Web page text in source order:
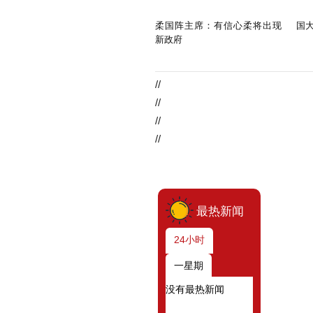
柔国阵主席：有信心柔将出现
新政府
国
//
//
//
//
最热新闻
24小时
一星期
没有最热新闻